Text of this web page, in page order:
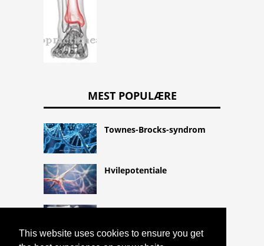
This website uses cookies to ensure you get
MEST POPULÆRE
Townes-Brocks-syndrom
Hvilepotentiale
Cryopyrin-associeret